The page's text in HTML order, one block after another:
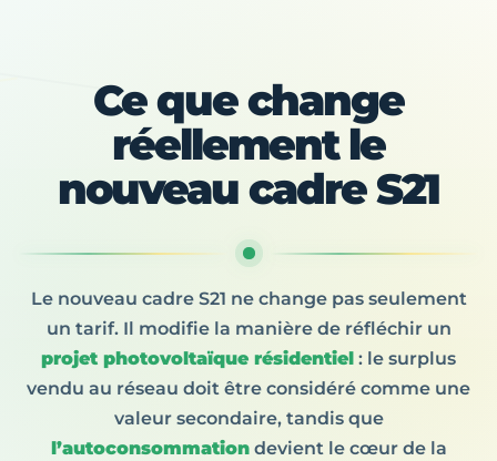
Ce que change
réellement le
nouveau cadre S21
Le nouveau cadre S21 ne change pas seulement
un tarif. Il modifie la manière de réfléchir un
projet photovoltaïque résidentiel : le surplus
vendu au réseau doit être considéré comme une
valeur secondaire, tandis que
l’autoconsommationdevient le cœur de la